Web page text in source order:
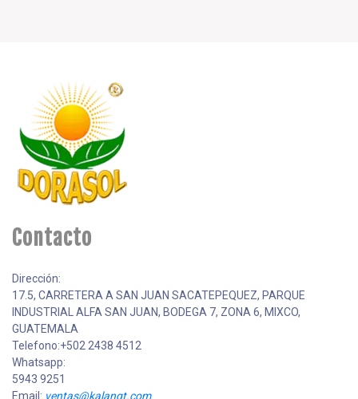
Contacto
Dirección:
17.5, CARRETERA A SAN JUAN SACATEPEQUEZ, PARQUE
INDUSTRIAL ALFA SAN JUAN, BODEGA 7, ZONA 6, MIXCO,
GUATEMALA
Telefono:+502 2438 4512
Whatsapp:
5943 9251
Email: ventas@kalangt.com